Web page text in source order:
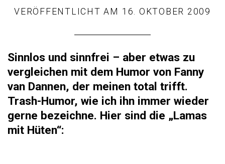
VERÖFFENTLICHT AM 16. OKTOBER 2009
Sinnlos und sinnfrei – aber etwas zu
vergleichen mit dem Humor von Fanny
van Dannen, der meinen total trifft.
Trash-Humor, wie ich ihn immer wieder
gerne bezeichne. Hier sind die „Lamas
mit Hüten“: